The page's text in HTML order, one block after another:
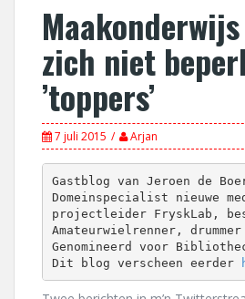
zich niet
’toppers’
7 juli 2015 Arjan
Gastblog van Jeroen de
Domeinspecialist nieuwe
projectleider FryskLab,
Amateurwielrenner,
Genomineerd voor
Dit blog verscheen eerder